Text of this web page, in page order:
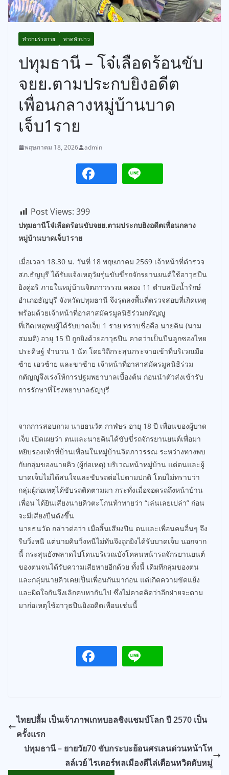
ทำร่ายร่างกาย พาดหัวข่าว
ปทุมธานี – โจ๋เลือดร้อนขับ
จยย.ตามประกบยิงอดีต
เพื่อนกลางหมู่บ้านบาด
เจ็บ1ราย
พฤษภาคม 18, 2026 admin
Post Views: 399
ปทุมธานีโจ๋เลือดร้อนขับจยย.ตามประกบยิงอดีตเพื่อนกลาง
หมู่บ้านบาดเจ็บ1ราย
เมื่อเวลา 18.30 น. วันที่ 18 พฤษภาคม 2569 เจ้าหน้าที่ตำรวจ
สภ.ธัญบุรี ได้รับแจ้งเหตุวัยรุ่นขับขี่รถจักรยานยนต์ใช้อาวุธปืน
ยิงคู่อริ ภายในหมู่บ้านจิตภาวรรณ คลอง 11 ตำบลบึงน้ำรักษ์
อำเภอธัญบุรี จังหวัดปทุมธานี จึงรุดลงพื้นที่ตรวจสอบที่เกิดเหตุ
พร้อมด้วยเจ้าหน้าที่อาสาสมัครมูลนิธิร่วมกตัญญู
ที่เกิดเหตุพบผู้ได้รับบาดเจ็บ 1 ราย ทราบชื่อคือ นายคิน (นาม
สมมติ) อายุ 15 ปี ถูกยิงด้วยอาวุธปืน คาดว่าเป็นปืนลูกซองไทย
ประดิษฐ์ จำนวน 1 นัด โดยวิถีกระสุนกระจายเข้าที่บริเวณมือ
ซ้าย เอวซ้าย และขาซ้าย เจ้าหน้าที่อาสาสมัครมูลนิธิร่วม
กตัญญูจึงเร่งให้การปฐมพยาบาลเบื้องต้น ก่อนนำตัวส่งเข้ารับ
การรักษาที่โรงพยาบาลธัญบุรี
จากการสอบถาม นายธนวัต กาฬษร อายุ 18 ปี เพื่อนของผู้บาด
เจ็บ เปิดเผยว่า ตนและนายคินได้ขับขี่รถจักรยานยนต์เพื่อมา
หยิบรองเท้าที่บ้านเพื่อนในหมู่บ้านจิตภาวรรณ ระหว่างทางพบ
กับกลุ่มของนายคิว (ผู้ก่อเหตุ) บริเวณหน้าหมู่บ้าน แต่ตนและผู้
บาดเจ็บไม่ได้สนใจและขับรถต่อไปตามปกติ โดยไม่ทราบว่า
กลุ่มผู้ก่อเหตุได้ขับรถติดตามมา กระทั่งเมื่อจอดรถถึงหน้าบ้าน
เพื่อน ได้ยินเสียงนายคิวตะโกนท้าทายว่า “เล่นเลยเปล่า” ก่อน
จะมีเสียงปืนดังขึ้น
นายธนวัต กล่าวต่อว่า เมื่อสิ้นเสียงปืน ตนและเพื่อนคนอื่นๆ จึง
รีบวิ่งหนี แต่นายคินวิ่งหนีไม่ทันจึงถูกยิงได้รับบาดเจ็บ นอกจาก
นี้ กระสุนยังพลาดไปโดนบริเวณบังโคลนหน้ารถจักรยานยนต์
ของตนจนได้รับความเสียหายอีกด้วย ทั้งนี้ เดิมทีกลุ่มของตน
และกลุ่มนายคิวเคยเป็นเพื่อนกันมาก่อน แต่เกิดความขัดแย้ง
และผิดใจกันจึงเลิกคบหากันไป ซึ่งไม่คาดคิดว่าอีกฝ่ายจะตาม
มาก่อเหตุใช้อาวุธปืนยิงอดีตเพื่อนเช่นนี้
ไทยปลื้ม เป็นเจ้าภาพเกทบอลชิงแชมป์โลก ปี 2570 เป็น
ครั้งแรก
ปทุมธานี – ยายวัย70 ขับกระบะย้อนศรเลนด่วนหน้าโท
ลล์เวย์ ไรเดอร์พลเมืองดีไล่เตือนหวิดดับหมู่